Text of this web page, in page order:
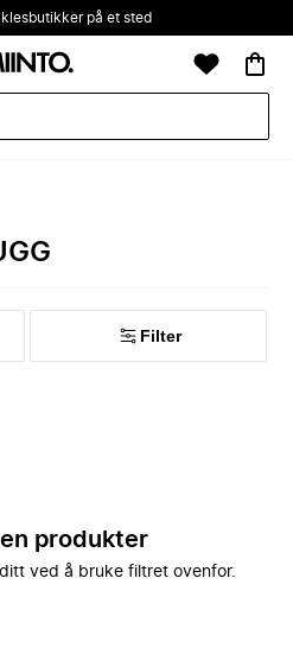
på et sted
Filter
produkter
ved å bruke filtret ovenfor.